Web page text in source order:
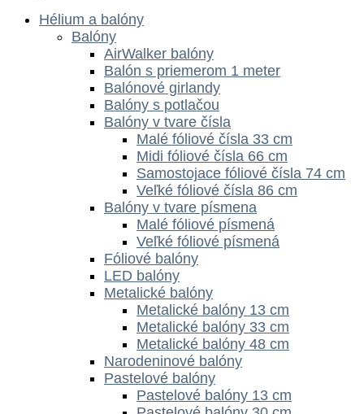
Hélium a balóny
Balóny
AirWalker balóny
Balón s priemerom 1 meter
Balónové girlandy
Balóny s potlačou
Balóny v tvare čísla
Malé fóliové čísla 33 cm
Midi fóliové čísla 66 cm
Samostojace fóliové čísla 74 cm
Veľké fóliové čísla 86 cm
Balóny v tvare písmena
Malé fóliové písmená
Veľké fóliové písmená
Fóliové balóny
LED balóny
Metalické balóny
Metalické balóny 13 cm
Metalické balóny 33 cm
Metalické balóny 48 cm
Narodeninové balóny
Pastelové balóny
Pastelové balóny 13 cm